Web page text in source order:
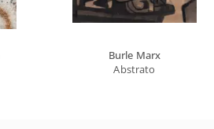
Burle Marx
Abstrato